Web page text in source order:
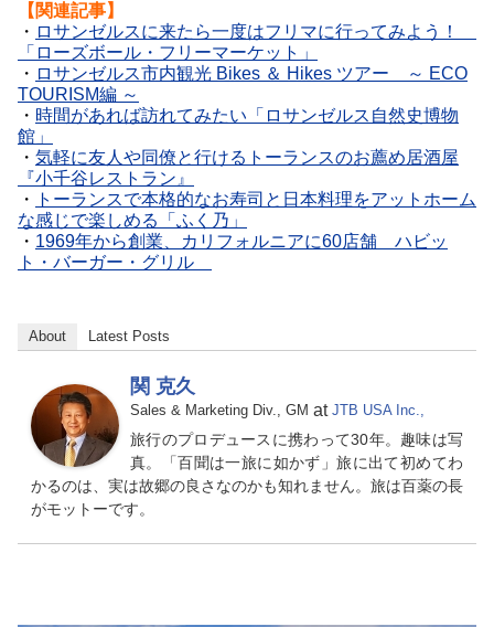
【関連記事】
・ ロサンゼルスに来たら一度はフリマに行ってみよう！
「ローズボール・フリーマーケット」
・ ロサンゼルス市内観光 Bikes ＆ Hikes ツアー ～ ECO
TOURISM編 ～
・ 時間があれば訪れてみたい「ロサンゼルス自然史博物
館」
・ 気軽に友人や同僚と行けるトーランスのお薦め居酒屋
『小千谷レストラン』
・
トーランスで本格的なお寿司と日本料理をアットホーム
な感じで楽しめる「ふく乃」
・ 1969年から創業、カリフォルニアに60店舗 ハビッ
ト・バーガー・グリル
About Latest Posts
関 克久
Sales & Marketing Div., GM at JTB USA Inc.,
旅行のプロデュースに携わって30年。趣味は写
真。「百聞は一旅に如かず」旅に出て初めてわ
かるのは、実は故郷の良さなのかも知れません。旅は百薬の長
がモットーです。